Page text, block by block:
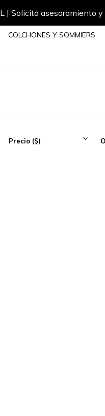
| Solicitá asesoramiento
COLCHONES Y SOMMIERS
Precio ($)